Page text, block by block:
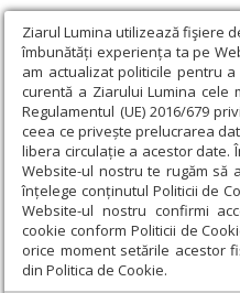
Ziarul Lumina utilizează fişiere
îmbunătăți experiența ta pe
am actualizat politicile pentru
curentă a Ziarului Lumina cele
Regulamentul (UE) 2016/679
ceea ce privește prelucrarea
libera circulație a acestor date.
Website-ul nostru te rugăm să
înțelege conținutul Politicii de
Website-ul nostru confirmi
cookie conform Politicii de
orice moment setările acestor
din Politica de Cookie.
Ziarul Lumina › Cristina
Cristina